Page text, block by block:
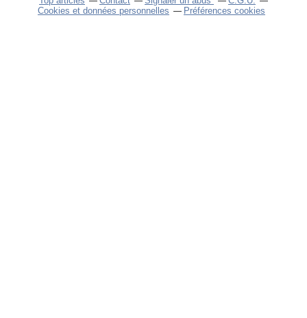
Cookies et données personnelles
Préférences cookies